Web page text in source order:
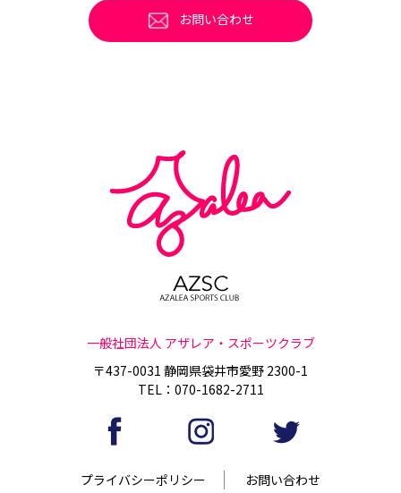
お問い合わせ
一般社団法人 アザレア・スポーツクラブ
〒437-0031 静岡県袋井市愛野 2300-1
TEL：070-1682-2711
プライバシーポリシー お問い合わせ